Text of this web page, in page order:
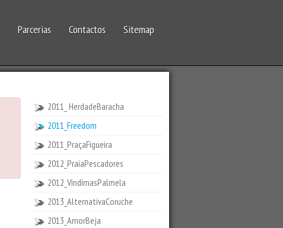
Parcerias Contactos Sitemap
2011_ HerdadeBaracha
2011_Freedom
2011_PraçaFigueira
2012_PraiaPescadores
2012_VindimasPalmela
2013_AlternativaCoruche
2013_AmorBeja